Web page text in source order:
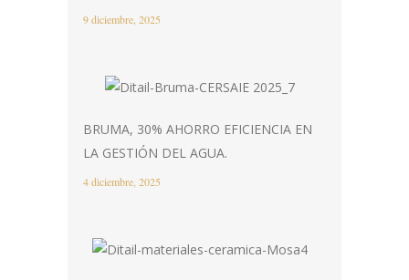
9 diciembre, 2025
BRUMA, 30% AHORRO EFICIENCIA EN
LA GESTIÓN DEL AGUA.
4 diciembre, 2025